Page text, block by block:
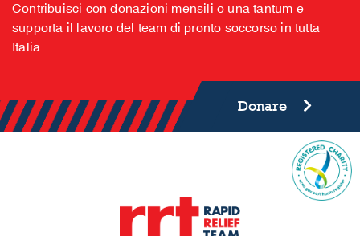
Contribuisci con donazioni mensili o una tantum e
supporta il lavoro del team di pronto soccorso in tutta
Italia
Donare